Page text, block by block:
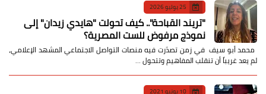
25 يوليو 2026
​"تريند القباحة".. كيف تحولت "هايدي زيدان" إلى
نموذج مرفوض للست المصرية؟
​ محمد أبو سيف ​في زمن تصدّرت فيه منصات التواصل الاجتماعي المشهد الإعلامي،
لم يعد غريباً أن تنقلب المفاهيم وتتحول …
10 يونيو 2021